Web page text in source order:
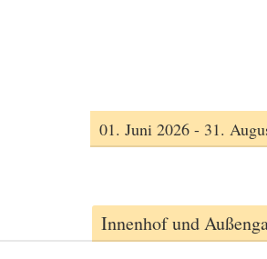
01. Juni 2026 - 31.
Innenhof und